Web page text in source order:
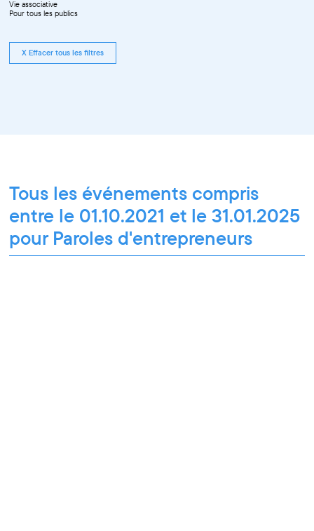
Vie associative
Pour tous les publics
X Effacer tous les filtres
Tous les événements compris
entre le 01.10.2021 et le 31.01.2025
pour Paroles d'entrepreneurs